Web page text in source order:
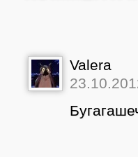
Valera